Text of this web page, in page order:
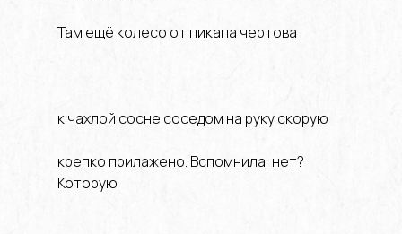
Там ещё колесо от пикапа чертова
к чахлой сосне соседом на руку скорую
крепко прилажено. Вспомнила, нет?
Которую